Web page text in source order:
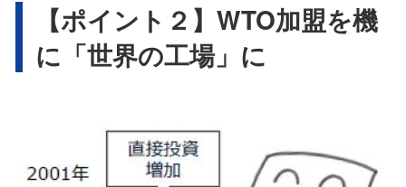
【ポイント２】WTO加盟を機
に「世界の工場」に